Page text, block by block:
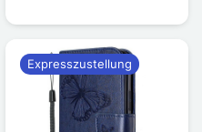
Expresszustellung